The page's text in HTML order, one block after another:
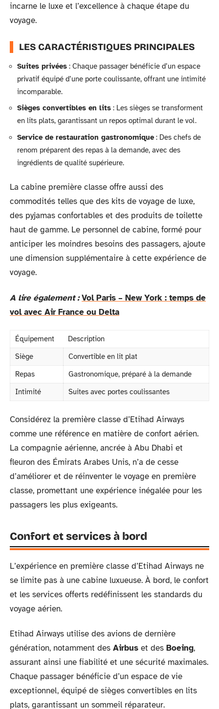
incarne le luxe et l’excellence à chaque étape du
voyage.
LES CARACTÉRISTIQUES PRINCIPALES
Suites privées : Chaque passager bénéficie d’un espace
privatif équipé d’une porte coulissante, offrant une intimité
incomparable.
Sièges convertibles en lits : Les sièges se transforment
en lits plats, garantissant un repos optimal durant le vol.
Service de restauration gastronomique: Des chefs de
renom préparent des repas à la demande, avec des
ingrédients de qualité supérieure.
La cabine première classe offre aussi des
commodités telles que des kits de voyage de luxe,
des pyjamas confortables et des produits de toilette
haut de gamme. Le personnel de cabine, formé pour
anticiper les moindres besoins des passagers, ajoute
une dimension supplémentaire à cette expérience de
voyage.
A lire également : Vol Paris – New York : temps de
vol avec Air France ou Delta
Équipement
Description
Siège
Convertible en lit plat
Repas
Gastronomique, préparé à la demande
Intimité
Suites avec portes coulissantes
Considérez la première classe d’Etihad Airways
comme une référence en matière de confort aérien.
La compagnie aérienne, ancrée à Abu Dhabi et
fleuron des Émirats Arabes Unis, n’a de cesse
d’améliorer et de réinventer le voyage en première
classe, promettant une expérience inégalée pour les
passagers les plus exigeants.
Confort et services à bord
L’expérience en première classe d’Etihad Airways ne
se limite pas à une cabine luxueuse. À bord, le confort
et les services offerts redéfinissent les standards du
voyage aérien.
Etihad Airways utilise des avions de dernière
génération, notamment des Airbus et des Boeing,
assurant ainsi une fiabilité et une sécurité maximales.
Chaque passager bénéficie d’un espace de vie
exceptionnel, équipé de sièges convertibles en lits
plats, garantissant un sommeil réparateur.